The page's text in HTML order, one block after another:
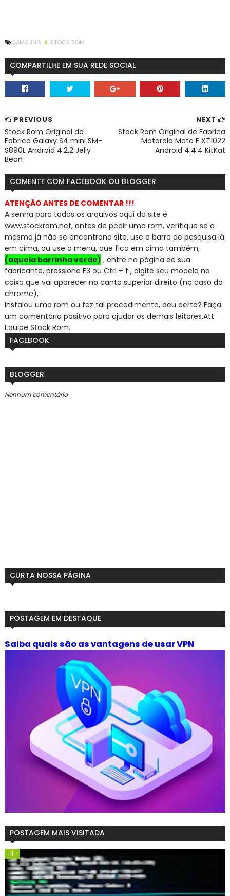
SAMSUNG X STOCK ROM
COMPARTILHE EM SUA REDE SOCIAL
NEXT
Stock Rom Original de Fabrica
Motorola Moto E XT1022
Android 4.4.4 KitKat
PREVIOUS
Stock Rom Original de
Fabrica Galaxy S4 mini SM-
S890L Android 4.2.2 Jelly
Bean
COMENTE COM FACEBOOK OU BLOGGER
ATENÇÃO ANTES DE COMENTAR !!!
A senha para todos os arquivos aqui do site é
www.stockrom.net, antes de pedir uma rom, verifique se a
mesma já não se encontrano site, use a barra de pesquisa lá
em cima, ou use o menu, que fica em cima também,
(aquela barrinha verde) , entre na página de sua
fabricante, pressione F3 ou Ctrl + f , digite seu modelo na
caixa que vai aparecer no canto superior direito (no caso do
chrome),
Instalou uma rom ou fez tal procedimento, deu certo? Faça
um comentário positivo para ajudar os demais leitores.Att
Equipe Stock Rom.
FACEBOOK
BLOGGER
Nenhum comentário
CURTA NOSSA PÁGINA
POSTAGEM EM DESTAQUE
Saiba quais são as vantagens de usar VPN
POSTAGEM MAIS VISITADA